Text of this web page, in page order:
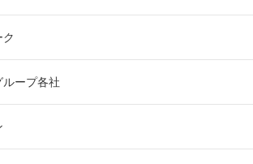
ク
ループ各社